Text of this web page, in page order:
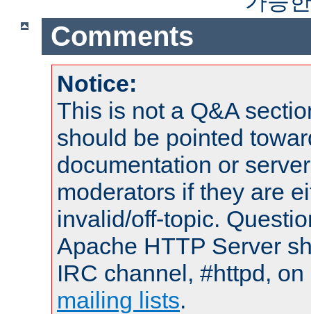
Comments
Notice:
This is not a Q&A
should be pointed
documentation or
moderators if they are
invalid/off-topic.
Apache HTTP Server
IRC channel, #httpd,
mailing lists.